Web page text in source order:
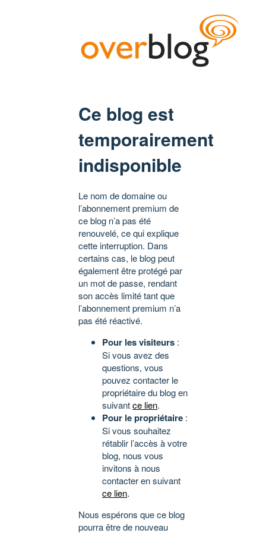
Ce blog est
temporairement
indisponible
Le nom de domaine ou
l’abonnement premium de
ce blog n’a pas été
renouvelé, ce qui explique
cette interruption. Dans
certains cas, le blog peut
également être protégé par
un mot de passe, rendant
son accès limité tant que
l’abonnement premium n’a
pas été réactivé.
Pour les visiteurs :
Si vous avez des
questions, vous
pouvez contacter le
propriétaire du blog en
suivantce lien.
Pour le propriétaire :
Si vous souhaitez
rétablir l’accès à votre
blog, nous vous
invitons à nous
contacter en suivant
ce lien.
Nous espérons que ce blog
pourra être de nouveau